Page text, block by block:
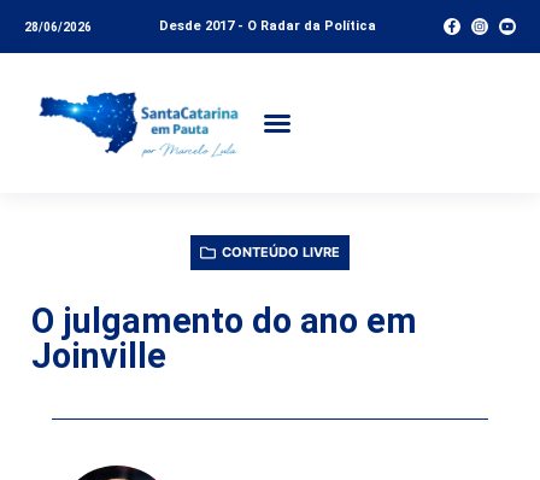
28/06/2026 Desde 2017 - O Radar da Política
CONTEÚDO LIVRE
O julgamento do ano em
Joinville